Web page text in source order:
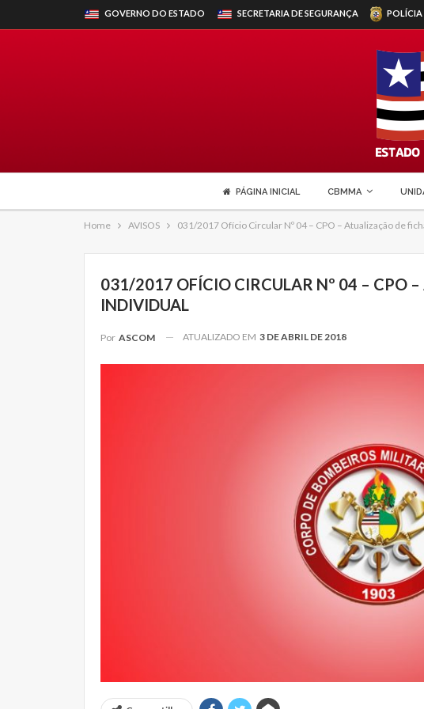
GOVERNO DO ESTADO SECRETARIA DE SEGURANÇA POLÍCIA
PÁGINA INICIAL CBMMA
Home AVISOS 031/2017 Ofício Circular Nº 04 – CPO – Atualização de
031/2017 OFÍCIO CIRCULAR Nº 04 – CPO
INDIVIDUAL
Por ASCOM ATUALIZADO EM 3 DE ABRIL DE 2018